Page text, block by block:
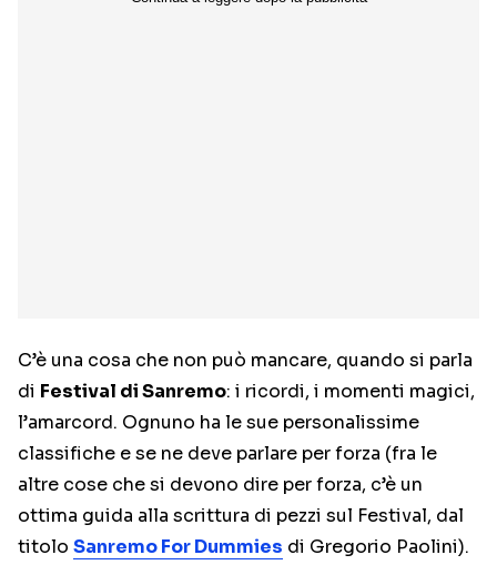
C’è una cosa che non può mancare, quando si parla
di Festival di Sanremo: i ricordi, i momenti magici,
l’amarcord. Ognuno ha le sue personalissime
classifiche e se ne deve parlare per forza (fra le
altre cose che si devono dire per forza, c’è un
ottima guida alla scrittura di pezzi sul Festival, dal
titolo Sanremo For Dummies di Gregorio Paolini).